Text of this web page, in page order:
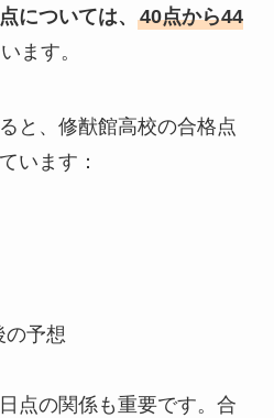
については、 40点から44
ます。
と、修猷館高校の合格点
います：
の予想
点の関係も重要です。合